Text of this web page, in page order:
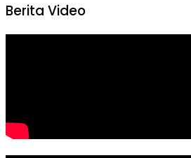
Berita Video